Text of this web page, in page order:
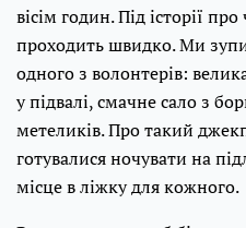
вісім годин. Під історії
проходить швидко. Ми
одного з волонтерів:
у підвалі, смачне сало з
метеликів. Про такий
готувалися ночувати на
місце в ліжку для кожного.